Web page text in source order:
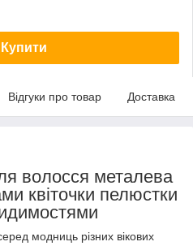
Купити
Відгуки про товар Доставка
волосся металева
квіточки пелюстки
модниць різних вікових